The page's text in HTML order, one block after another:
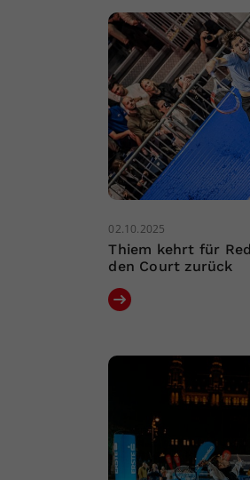
02.10.2025
Thiem kehrt für
den Court zurück